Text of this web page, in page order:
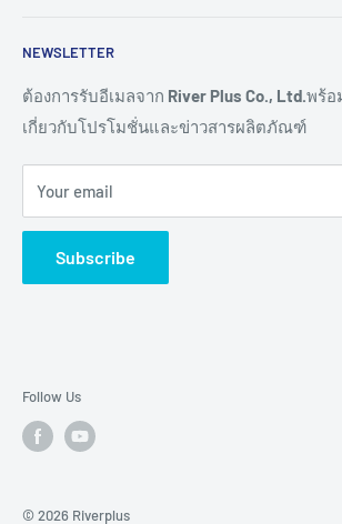
Connectivity
Remote I/O
Sensor
IoT Controller
Video Wall
Digital Signage
TV & Monitor
AMR
Accessory
ขอราคางานโครงการ
การสั่งซื้อสินค้า
การชำระเงิน
การจัดส่งสินค้า
การขอใบเสนอราคา
การรับประกันสินค้า
การคืนสินค้า และการคืนเงิน
NEWSLETTER
ต้องการรับอีเมลจาก River Plus Co., Ltd. พร้อ
เกี่ยวกับโปรโมชั่นและข่าวสารผลิตภัณฑ์
Your email
Subscribe
Follow Us
© 2026 Riverplus